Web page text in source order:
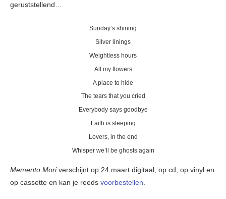
geruststellend…
Sunday’s shining
Silver linings
Weightless hours
All my flowers
A place to hide
The tears that you cried
Everybody says goodbye
Faith is sleeping
Lovers, in the end
Whisper we’ll be ghosts again
Memento Mori verschijnt op 24 maart digitaal, op cd, op vinyl en
op cassette en kan je reeds voorbestellen.